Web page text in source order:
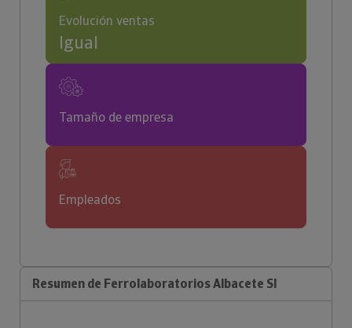
Evolución ventas
Igual
Tamaño de empresa
Empleados
Resumen de Ferrolaboratorios Albacete Sl